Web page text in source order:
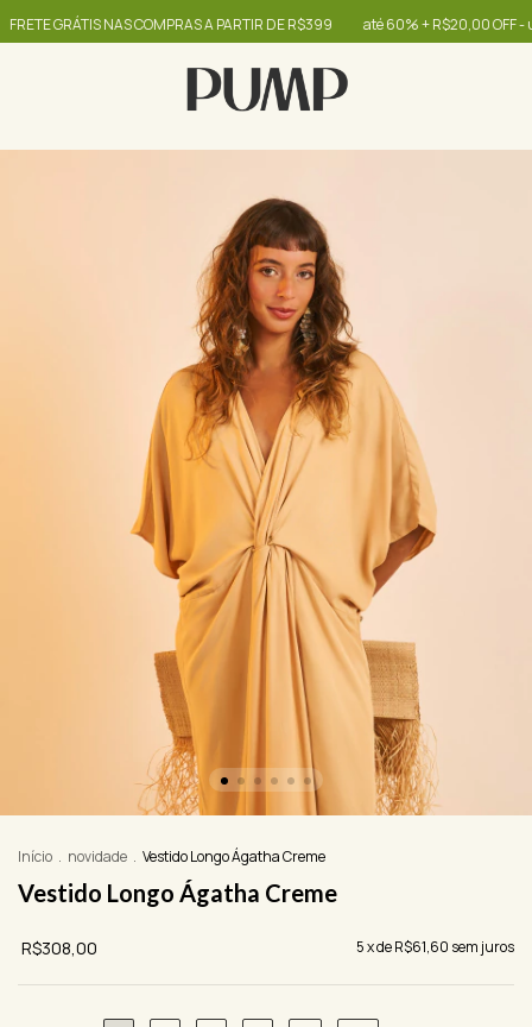
GRÁTIS NAS COMPRAS A PARTIR DE R$399 até 60% + R$20,00 OFF - use o
Início . novidade . Vestido Longo Ágatha Creme
Vestido Longo Ágatha Creme
R$308,00 5x deR$61,60 sem juros